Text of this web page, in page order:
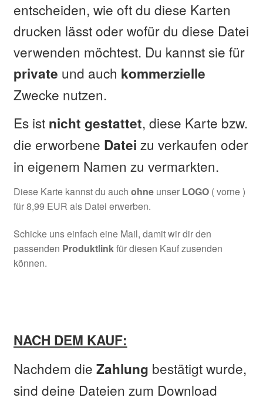
entscheiden, wie oft du diese Karten
drucken lässt oder wofür du diese Datei
verwenden möchtest. Du kannst sie für
private und auch kommerzielle
Zwecke nutzen.
Es ist nicht gestattet, diese Karte bzw.
die erworbene Datei zu verkaufen oder
in eigenem Namen zu vermarkten.
Diese Karte kannst du auch ohneunser LOGO( vorne )
für 8,99 EUR als Datei erwerben.
Schicke uns einfach eine Mail, damit wir dir den
passenden Produktlinkfür diesen Kauf zusenden
können.
NACH DEM KAUF:
Nachdem die Zahlung bestätigt wurde,
sind deine Dateien zum Download